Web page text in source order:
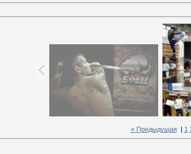
« Предыдущая| 1